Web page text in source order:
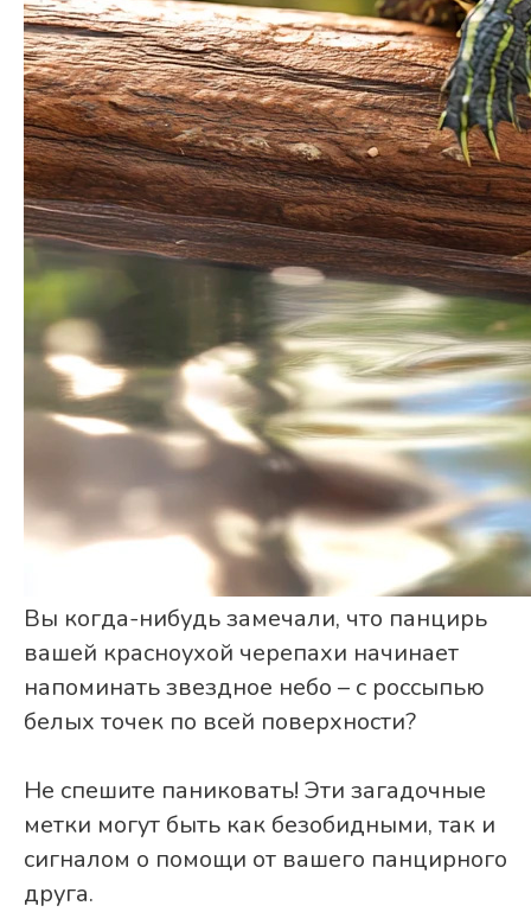
Вы когда-нибудь замечали, что панцирь
вашей красноухой черепахи начинает
напоминать звездное небо – с россыпью
белых точек по всей поверхности?
Не спешите паниковать! Эти загадочные
метки могут быть как безобидными, так и
сигналом о помощи от вашего панцирного
друга.